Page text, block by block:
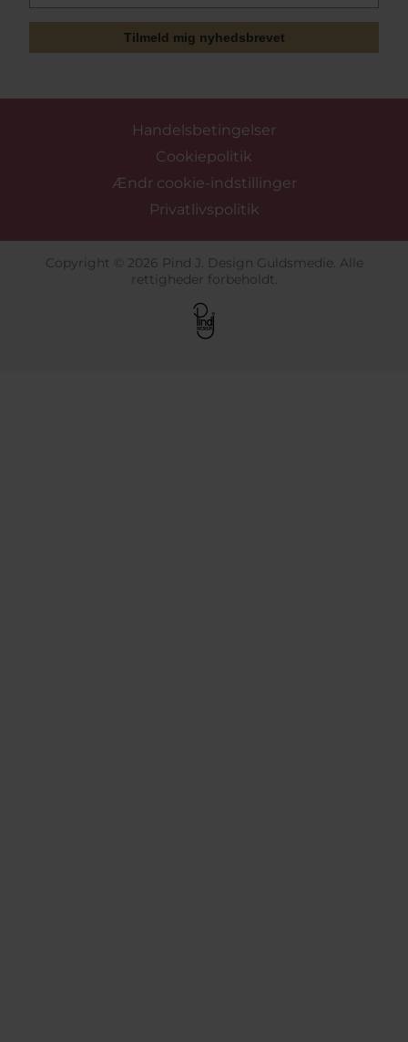
Tilmeld mig nyhedsbrevet
Handelsbetingelser
Cookiepolitik
Ændr cookie-indstillinger
Privatlivspolitik
Copyright © 2026 Pind J. Design Guldsmedie. Alle
rettigheder forbeholdt.